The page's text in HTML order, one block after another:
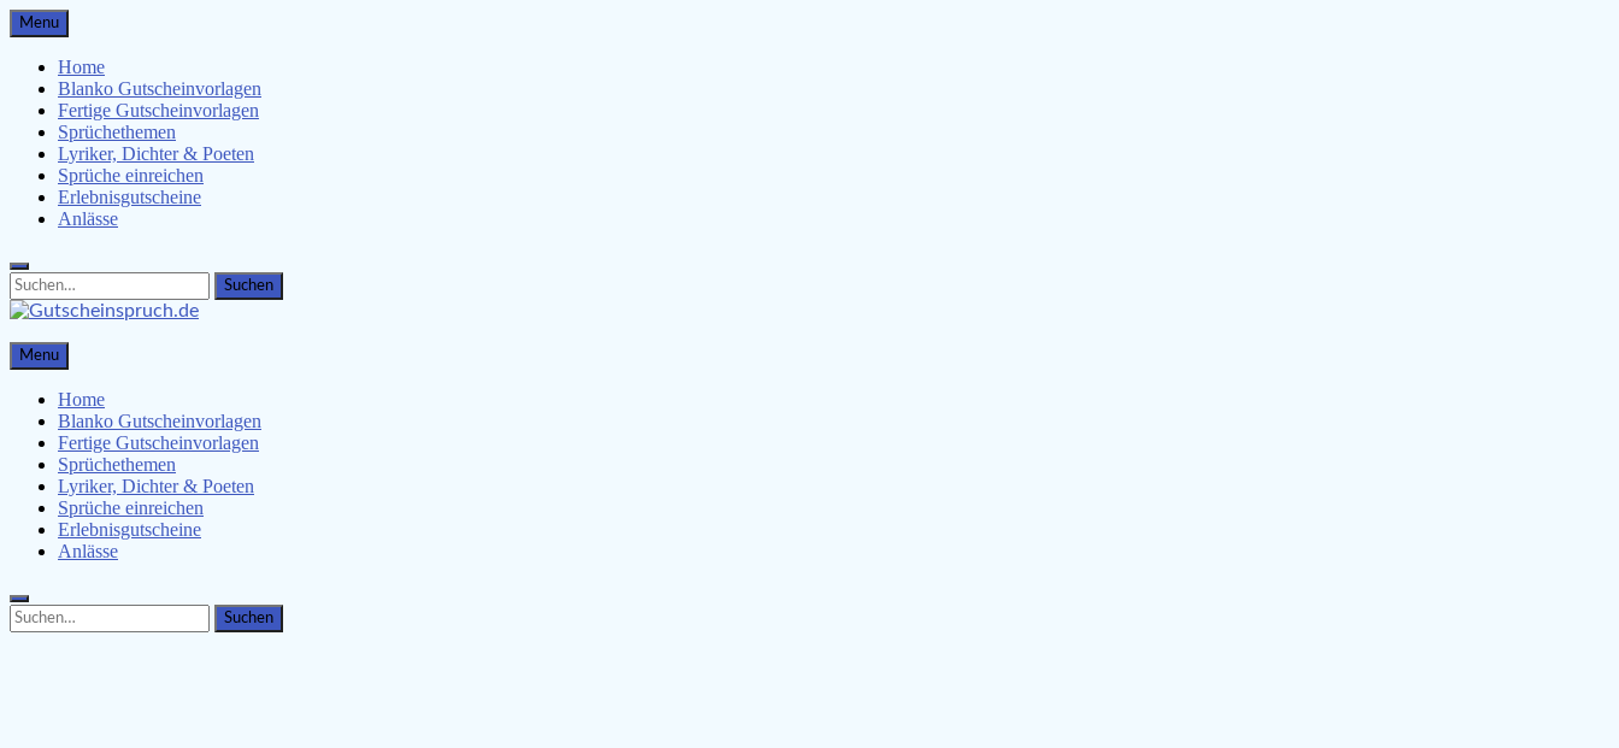
Skip
to
content
Menu
Home
Blanko Gutscheinvorlagen
Fertige Gutscheinvorlagen
Sprüchethemen
Lyriker, Dichter & Poeten
Sprüche einreichen
Erlebnisgutscheine
Anlässe
Search
for:
Search
Gutscheinspruch.de
Gutscheinsprüche & Gutscheinvorlagen finden
Menu
Home
Blanko Gutscheinvorlagen
Fertige Gutscheinvorlagen
Sprüchethemen
Lyriker, Dichter & Poeten
Sprüche einreichen
Erlebnisgutscheine
Anlässe
Search
for:
Search